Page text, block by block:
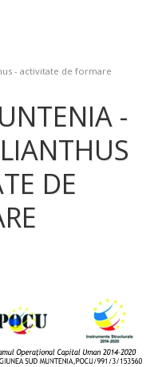
- activitate de formare
-
DE